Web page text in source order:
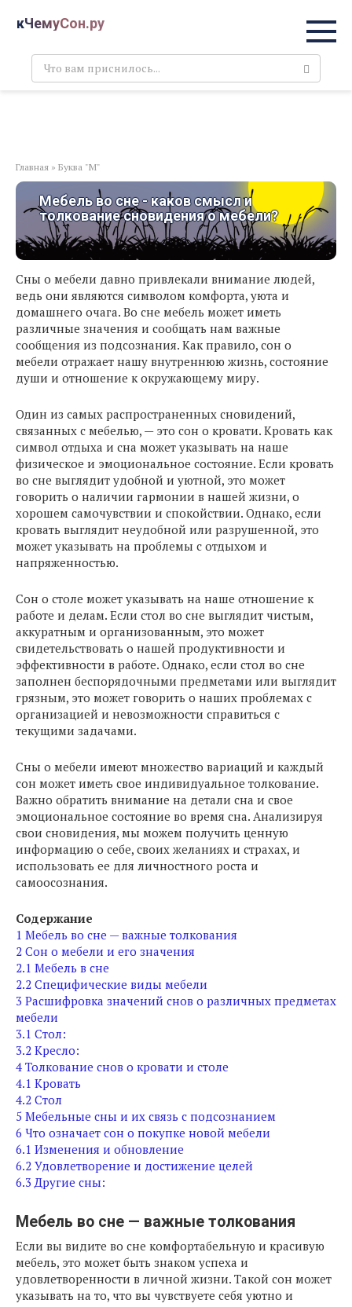
кЧемуСон.ру
Поиск:
Главная » Буква "М"
Мебель во сне - каков смысл и
толкование сновидения о мебели?
Сны о мебели давно привлекали внимание людей,
ведь они являются символом комфорта, уюта и
домашнего очага. Во сне мебель может иметь
различные значения и сообщать нам важные
сообщения из подсознания. Как правило, сон о
мебели отражает нашу внутреннюю жизнь, состояние
души и отношение к окружающему миру.
Один из самых распространенных сновидений,
связанных с мебелью, — это сон о кровати. Кровать как
символ отдыха и сна может указывать на наше
физическое и эмоциональное состояние. Если кровать
во сне выглядит удобной и уютной, это может
говорить о наличии гармонии в нашей жизни, о
хорошем самочувствии и спокойствии. Однако, если
кровать выглядит неудобной или разрушенной, это
может указывать на проблемы с отдыхом и
напряженностью.
Сон о столе может указывать на наше отношение к
работе и делам. Если стол во сне выглядит чистым,
аккуратным и организованным, это может
свидетельствовать о нашей продуктивности и
эффективности в работе. Однако, если стол во сне
заполнен беспорядочными предметами или выглядит
грязным, это может говорить о наших проблемах с
организацией и невозможности справиться с
текущими задачами.
Сны о мебели имеют множество вариаций и каждый
сон может иметь свое индивидуальное толкование.
Важно обратить внимание на детали сна и свое
эмоциональное состояние во время сна. Анализируя
свои сновидения, мы можем получить ценную
информацию о себе, своих желаниях и страхах, и
использовать ее для личностного роста и
самоосознания.
Содержание
1 Мебель во сне — важные толкования
2 Сон о мебели и его значения
2.1 Мебель в сне
2.2 Специфические виды мебели
3 Расшифровка значений снов о различных предметах
мебели
3.1 Стол:
3.2 Кресло:
4 Толкование снов о кровати и столе
4.1 Кровать
4.2 Стол
5 Мебельные сны и их связь с подсознанием
6 Что означает сон о покупке новой мебели
6.1 Изменения и обновление
6.2 Удовлетворение и достижение целей
6.3 Другие сны:
Мебель во сне — важные толкования
Если вы видите во сне комфортабельную и красивую
мебель, это может быть знаком успеха и
удовлетворенности в личной жизни. Такой сон может
указывать на то, что вы чувствуете себя уютно и